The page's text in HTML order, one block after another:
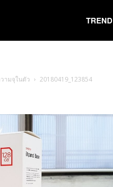
TREND
ามจุในตัว 20180419_123854